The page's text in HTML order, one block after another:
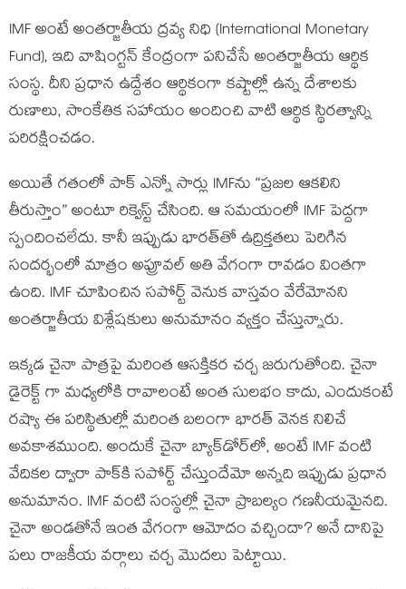
IMF అంటే అంతర్జాతీయ ద్రవ్య నిధి (International Monetary
Fund), ఇది వాషింగ్టన్ కేంద్రంగా పనిచేసే అంతర్జాతీయ ఆర్థిక
సంస్థ. దీని ప్రధాన ఉద్దేశం ఆర్థికంగా కష్టాల్లో ఉన్న దేశాలకు
రుణాలు, సాంకేతిక సహాయం అందించి వాటి ఆర్థిక స్థిరత్వాన్ని
పరిరక్షించడం.
అయితే గతంలో పాక్ ఎన్నో సార్లు IMFను “ప్రజల ఆకలిని
తీరుస్తాం” అంటూ రిక్వెస్ట్ చేసింది. ఆ సమయంలో IMF పెద్దగా
స్పందించలేదు. కానీ ఇప్పుడు భారత్‌తో ఉద్రిక్తతలు పెరిగిన
సందర్భంలో మాత్రం అప్రూవల్ అతి వేగంగా రావడం వింతగా
ఉంది. IMF చూపించిన సపోర్ట్ వెనుక వాస్తవం వేరేమోనని
అంతర్జాతీయ విశ్లేషకులు అనుమానం వ్యక్తం చేస్తున్నారు.
ఇక్కడ చైనా పాత్రపై మరింత ఆసక్తికర చర్చ జరుగుతోంది. చైనా
డైరెక్ట్ గా మధ్యలోకి రావాలంటే అంత సులభం కాదు, ఎందుకంటే
రష్యా ఈ పరిస్థితుల్లో మరింత బలంగా భారత్ వెనక నిలిచే
అవకాశముంది. అందుకే చైనా బ్యాక్‌డోర్‌లో, అంటే IMF వంటి
వేదికల ద్వారా పాక్‌కి సపోర్ట్ చేస్తుందేమో అన్నది ఇప్పుడు ప్రధాన
అనుమానం. IMF వంటి సంస్థల్లో చైనా ప్రాబల్యం గణనీయమైనది.
చైనా అండతోనే ఇంత వేగంగా ఆమోదం వచ్చిందా? అనే దానిపై
పలు రాజకీయ వర్గాలు చర్చ మొదలు పెట్టాయి.